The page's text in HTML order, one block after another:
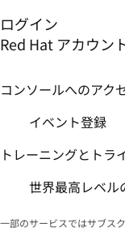
ログイン
Red Hat アカウン
コンソールへのアク
イベント登録
トレーニングとトラ
世界最高レベル
一部のサービスではサブス